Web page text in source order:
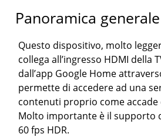
Panoramica generale
Questo dispositivo, molto
collega all’ingresso HDMI della
dall’app Google Home
permette di accedere ad una
contenuti proprio come accade
Molto importante è il supporto
60 fps HDR.